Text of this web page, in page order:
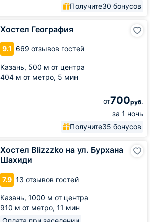
Получите30 бонусов
Хостел География
9.1 669 отзывов гостей
Казань, 500 м от центра
404 м от метро, 5 мин
от700руб.
за 1 ночь
Получите35 бонусов
Хостел Blizzzko на ул. Бурхана
Шахиди
7.9 13 отзывов гостей
Казань, 1000 м от центра
910 м от метро, 11 мин